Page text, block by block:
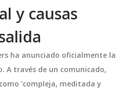
y causas
ha anunciado oficialmente la
A través de un comunicado,
'compleja, meditada y